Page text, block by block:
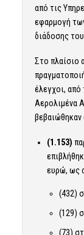
από τις
εφαρμογή
διάδοσης
Στο πλαίσιο
έλεγχοι, από
Αερολιμένα
βεβαιώθηκαν
(1.153)
ευρώ, ως
(432)
(129)
(73)